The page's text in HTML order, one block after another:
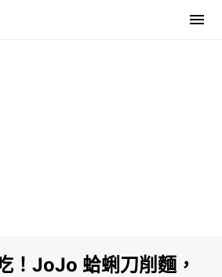
！JoJo 蛤蜊刀削麵，